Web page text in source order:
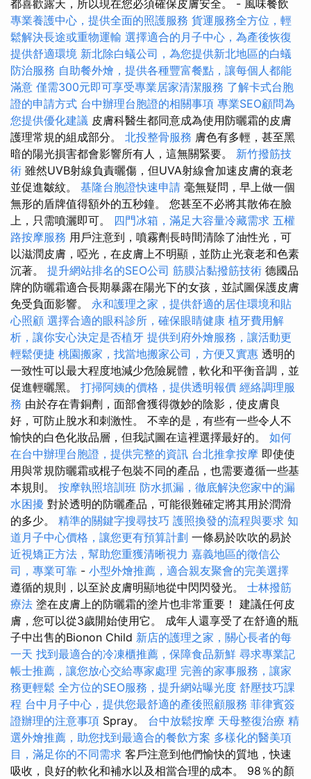
都喜歡露天，所以現在您必須確保皮膚安全。 - 風味餐飲
專業養護中心，提供全面的照護服務 貨運服務全方位，輕
鬆解決長途或重物運輸 選擇適合的月子中心，為產後恢復
提供舒適環境 新北除白蟻公司，為您提供新北地區的白蟻
防治服務 自助餐外燴，提供各種豐富餐點，讓每個人都能
滿意 僅需300元即可享受專業居家清潔服務 了解卡式台胞
證的申請方式 台中辦理台胞證的相關事項 專業SEO顧問為
您提供優化建議 皮膚科醫生都同意成為使用防曬霜的皮膚
護理常規的組成部分。 北投整骨服務 膚色有多輕，甚至黑
暗的陽光損害都會影響所有人，這無關緊要。 新竹撥筋技
術 雖然UVB射線負責曬傷，但UVA射線會加速皮膚的衰老
並促進皺紋。 基隆台胞證快速申請 毫無疑問，早上做一個
無形的盾牌值得額外的五秒鐘。 您甚至不必將其散佈在臉
上，只需噴灑即可。 四門冰箱，滿足大容量冷藏需求 五權
路按摩服務 用戶注意到，噴霧劑長時間清除了油性光，可
以滋潤皮膚，啞光，在皮膚上不明顯，並防止光衰老和色素
沉著。 提升網站排名的SEO公司 筋膜沾黏撥筋技術 德國品
牌的防曬霜適合長期暴露在陽光下的女孩，並試圖保護皮膚
免受負面影響。 永和護理之家，提供舒適的居住環境和貼
心照顧 選擇合適的眼科診所，確保眼睛健康 植牙費用解
析，讓你安心決定是否植牙 提供到府外燴服務，讓活動更
輕鬆便捷 桃園搬家，找當地搬家公司，方便又實惠 透明的
一致性可以最大程度地減少危險屍體，軟化和平衡音調，並
促進輕曬黑。 打掃阿姨的價格，提供透明報價 經絡調理服
務 由於存在青銅劑，面部會獲得微妙的陰影，使皮膚良
好，可防止脫水和刺激性。 不幸的是，有些有一些令人不
愉快的白色化妝品層，但我試圖在這裡選擇最好的。 如何
在台中辦理台胞證，提供完整的資訊 台北推拿按摩 即使使
用與常規防曬霜或棍子包裝不同的產品，也需要遵循一些基
本規則。 按摩執照培訓班 防水抓漏，徹底解決您家中的漏
水困擾 對於透明的防曬產品，可能很難確定將其用於潤滑
的多少。 精準的關鍵字搜尋技巧 護照換發的流程與要求 知
道月子中心價格，讓您更有預算計劃 一條易於吹吹的易於
近視矯正方法，幫助您重獲清晰視力 嘉義地區的徵信公
司，專業可靠 - 小型外燴推薦，適合親友聚會的完美選擇
遵循的規則，以至於皮膚明顯地從中閃閃發光。 士林撥筋
療法 塗在皮膚上的防曬霜的塗片也非常重要！ 建議任何皮
膚，您可以從3歲開始使用它。 成年人還享受了在舒適的瓶
子中出售的Bionon Child 新店的護理之家，關心長者的每
一天 找到最適合的冷凍櫃推薦，保障食品新鮮 尋求專業記
帳士推薦，讓您放心交給專家處理 完善的家事服務，讓家
務更輕鬆 全方位的SEO服務，提升網站曝光度 舒壓技巧課
程 台中月子中心，提供您最舒適的產後照顧服務 菲律賓簽
證辦理的注意事項 Spray。 台中放鬆按摩 天母整復治療 精
選外燴推薦，助您找到最適合的餐飲方案 多樣化的醫美項
目，滿足你的不同需求 客戶注意到他們愉快的質地，快速
吸收，良好的軟化和補水以及相當合理的成本。 98％的顏